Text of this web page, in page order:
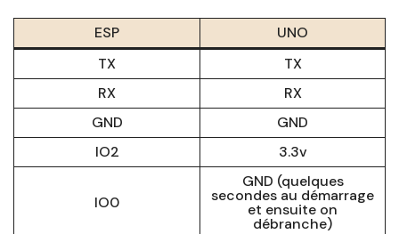
ESP
UNO
TX
TX
RX
RX
GND
GND
IO2
3.3v
IO0
GND (quelques
secondes au démarrage
et ensuite on
débranche)